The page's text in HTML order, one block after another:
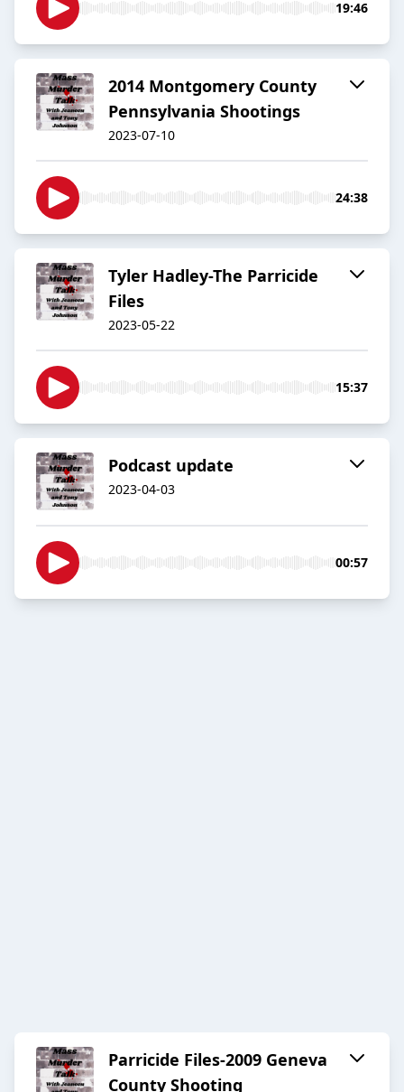
19:46
2014 Montgomery County
Pennsylvania Shootings
2023-07-10
24:38
Tyler Hadley-The Parricide
Files
2023-05-22
15:37
Podcast update
2023-04-03
00:57
Parricide Files-2009 Geneva
County Shooting